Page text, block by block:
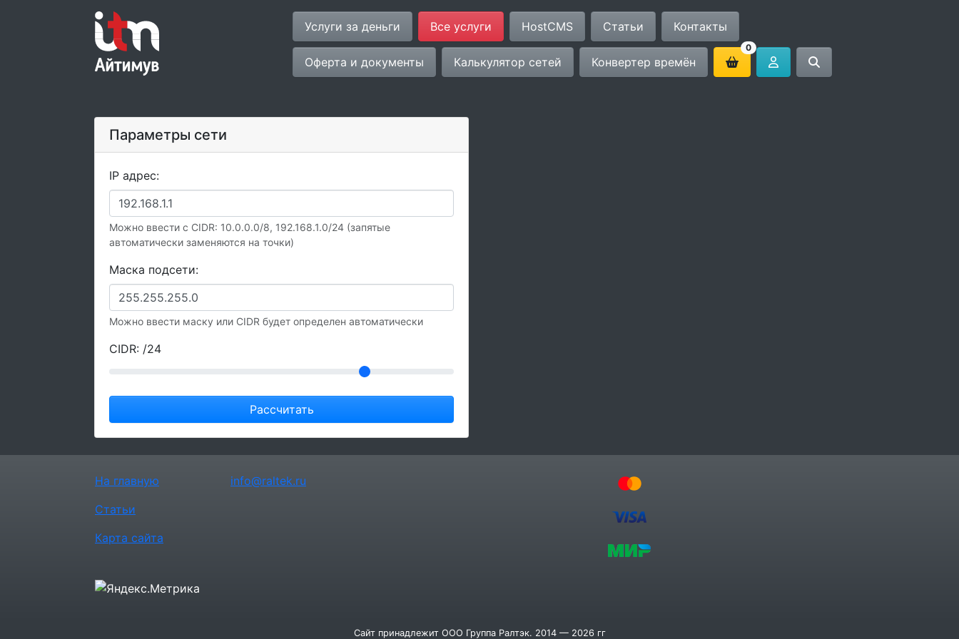
Услуги за деньги Все услуги HostCMS Статьи Контакты
Оферта и документы Калькулятор сетей Конвертер времён
0
Параметры сети
IP адрес:
Можно ввести с CIDR: 10.0.0.0/8, 192.168.1.0/24 (запятые
автоматически заменяются на точки)
Маска подсети:
Можно ввести маску или CIDR будет определен автоматически
CIDR: /24
Рассчитать
На главную
Статьи
Карта сайта
info@raltek.ru
Сайт принадлежит ООО Группа Ралтэк. 2014 — 2026 гг